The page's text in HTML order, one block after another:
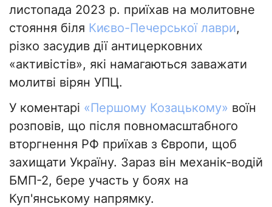
листопада 2023 р. приїхав на молитовне
стояння біля Києво-Печерської лаври,
різко засудив дії антицерковних
«активістів», які намагаються заважати
молитві вірян УПЦ.
У коментарі «Першому Козацькому» воїн
розповів, що після повномасштабного
вторгнення РФ приїхав з Європи, щоб
захищати Україну. Зараз він механік-водій
БМП-2, бере участь у боях на
Куп'янському напрямку.